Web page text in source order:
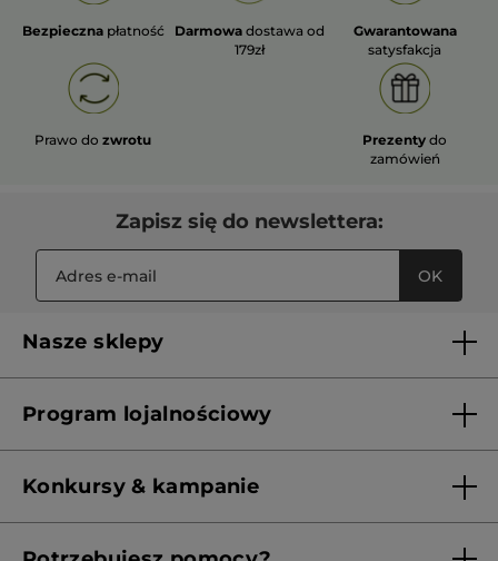
Bezpieczna płatność Darmowa dostawa od
179zł
Gwarantowana
satysfakcja
Prawo dozwrotu Prezenty do
zamówień
Zapisz się do newslettera:
OK
Nasze sklepy
Franczyza
Program lojalnościowy
Konkursy & kampanie